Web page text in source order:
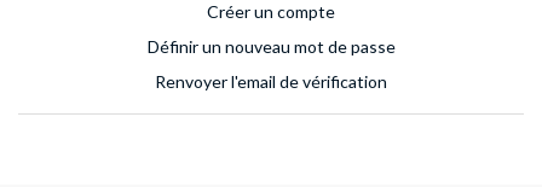
Créer un compte
Définir un nouveau mot de passe
Renvoyer l'email de vérification